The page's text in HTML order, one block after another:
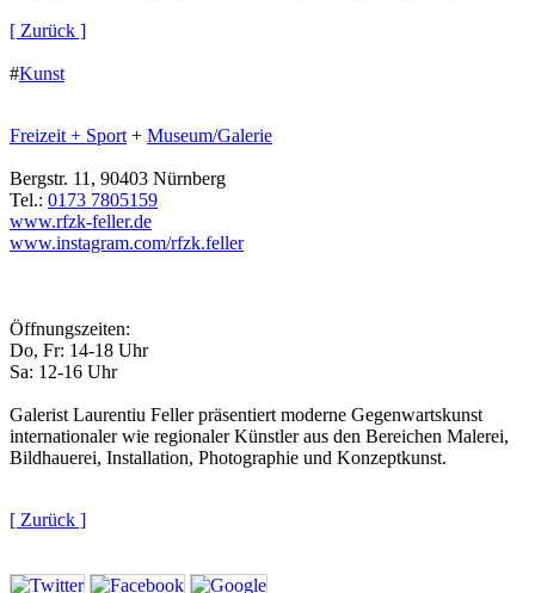
[ Zurück ]
#Kunst
Freizeit + Sport + Museum/Galerie
Bergstr. 11, 90403 Nürnberg
Tel.: 0173 7805159
www.rfzk-feller.de
www.instagram.com/rfzk.feller
Öffnungszeiten:
Do, Fr: 14-18 Uhr
Sa: 12-16 Uhr
Galerist Laurentiu Feller präsentiert moderne Gegenwartskunst
internationaler wie regionaler Künstler aus den Bereichen Malerei,
Bildhauerei, Installation, Photographie und Konzeptkunst.
[ Zurück ]